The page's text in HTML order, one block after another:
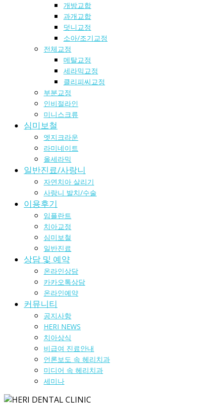
개방교합
과개교합
덧니교정
소아/조기교정
전체교정
메탈교정
세라믹교정
클리피씨교정
부분교정
인비절라인
미니스크류
심미보철
엣지크라운
라미네이트
올세라믹
일반진료/사랑니
자연치아 살리기
사랑니 발치/수술
이용후기
임플란트
치아교정
심미보철
일반진료
상담 및 예약
온라인상담
카카오톡상담
온라인예약
커뮤니티
공지사항
HERI NEWS
치아상식
비급여 진료안내
언론보도 속 헤리치과
미디어 속 헤리치과
세미나